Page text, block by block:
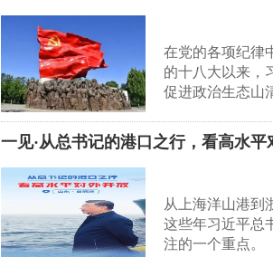
在党的各项纪律
的十八大以来，
促进政治生态山
一见·从总书记的港口之行，看高水平
从上海洋山港
这些年习近平总
注的一个重点。